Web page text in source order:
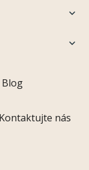
Blog
Kontaktujte nás